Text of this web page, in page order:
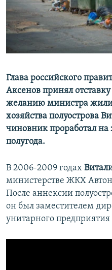
ПОБЕДИТЕЛЕЙ НЕ СУДЯТ?
КРЫМ.НЕПОКОРЕННЫЙ
ELIFBE
ПРИСОЕДИНЯЙТЕСЬ!
Все сайты RFE/RL
Глава российского
Аксенов принял
желанию министра
хозяйства полуострова
чиновник проработал на
полугода.
В 2006-2009 годах
министерстве ЖКХ
После аннексии
он был заместителем
унитарного